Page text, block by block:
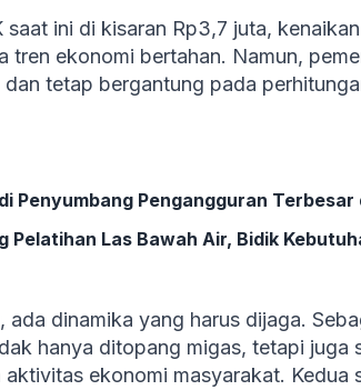
ini di kisaran Rp3,7 juta,
tren ekonomi bertahan. Namun,
tetap bergantung pada
Penyumbang Pengangguran Terbesar
Pelatihan Las Bawah Air, Bidik
ada dinamika yang harus dijaga.
hanya ditopang migas, tetapi juga
aktivitas ekonomi masyarakat. Kedua